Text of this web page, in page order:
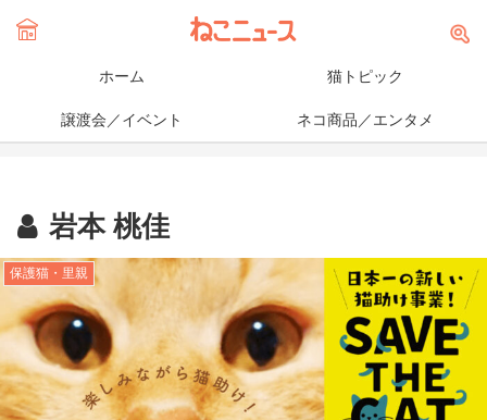
ホーム 猫トピック
譲渡会／イベント ネコ商品／エンタメ
岩本 桃佳
保護猫・里親